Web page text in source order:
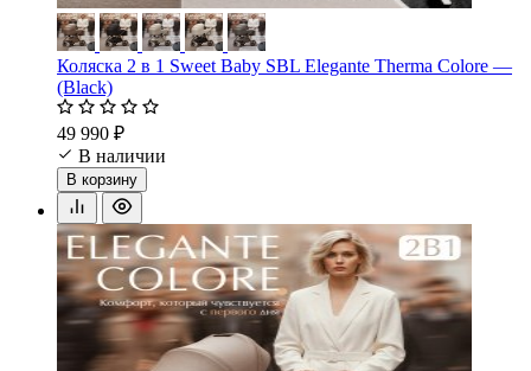
Коляска 2 в 1 Sweet Baby SBL Elegante Therma Colore —
(Black)
49 990 ₽
В наличии
В корзину